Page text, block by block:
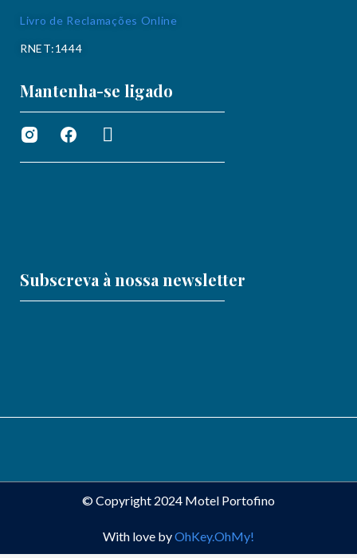
Livro de Reclamações Online
RNET:1444
Mantenha-se ligado
Subscreva à nossa newsletter
© Copyright 2024 Motel Portofino
With love byOhKey.OhMy!